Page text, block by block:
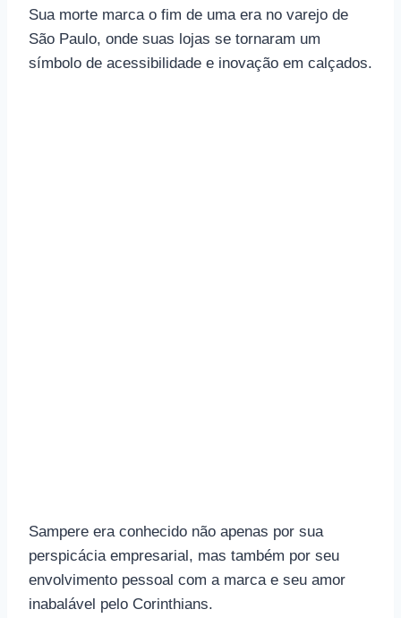
Sua morte marca o fim de uma era no varejo de
São Paulo, onde suas lojas se tornaram um
símbolo de acessibilidade e inovação em calçados.
Sampere era conhecido não apenas por sua
perspicácia empresarial, mas também por seu
envolvimento pessoal com a marca e seu amor
inabalável pelo Corinthians.